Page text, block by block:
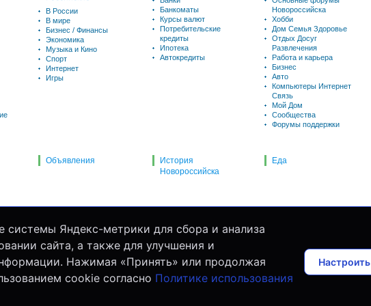
В России
В мире
Бизнес / Финансы
Экономика
Музыка и Кино
Спорт
Интернет
Игры
Банкоматы
Курсы валют
Потребительские
кредиты
Ипотека
Автокредиты
Новороссийска
Хобби
Дом Семья Здоровье
Отдых Досуг
Развлечения
Работа и карьера
Бизнес
Авто
Компьютеры Интернет
Связь
Мой Дом
Сообщества
Форумы поддержки
Объявления
История
Новороссийска
Еда
Яндекс-метрики для сбора и анализа
сайта, а также для улучшения и
Нажимая «Принять» или продолжая
cookie согласно Политике использования
Настроить